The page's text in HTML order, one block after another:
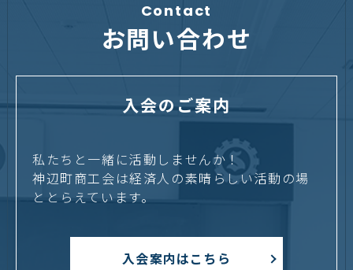
Contact
お問い合わせ
入会のご案内
私たちと一緒に活動しませんか！
神辺町商工会は経済人の素晴らしい活動の場
ととらえています。
入会案内はこちら